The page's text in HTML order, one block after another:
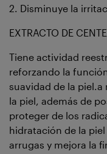
2. Disminuye la
EXTRACTO DE
Tiene actividad
reforzando la
suavidad de la piel.a
la piel, además de
proteger de los
hidratación de la
arrugas y mejora la